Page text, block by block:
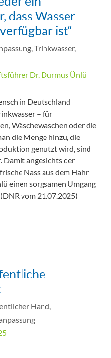
dass Wasser
ist“
,Trinkwasser,
Dr. Durmus Ünlü
in Deutschland
– für
Wäschewaschen oder die
die Menge hinzu, die
genutzt wird, sind
Damit angesichts der
Nass aus dem Hahn
einen sorgsamen Umgang
vom 21.07.2025)
Hand,